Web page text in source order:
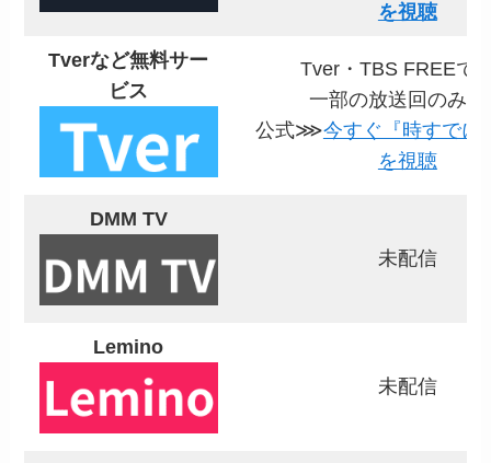
を視聴
Tverなど無料サー
ビス
Tver・TBS FREEで
一部の放送回のみ対
公式⋙今すぐ『時すでに
を視聴
DMM TV
未配信
Lemino
未配信